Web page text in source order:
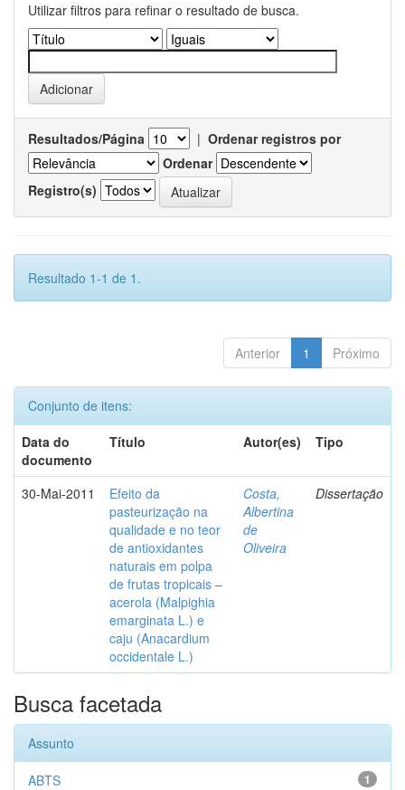
Utilizar filtros para refinar o resultado de busca.
Resultados/Página | Ordenar registros por
Ordenar
Registro(s)
Resultado 1-1 de 1.
Anterior 1 Próximo
Conjunto de itens:
Data do
documento
Título Autor(es) Tipo
30-Mai-2011
Efeito da
pasteurização na
qualidade e no teor
de antioxidantes
naturais em polpa
de frutas tropicais –
acerola (Malpighia
emarginata L.) e
caju (Anacardium
occidentale L.)
Costa,
Albertina
de
Oliveira
Dissertação
Busca facetada
Assunto
1
ABTS